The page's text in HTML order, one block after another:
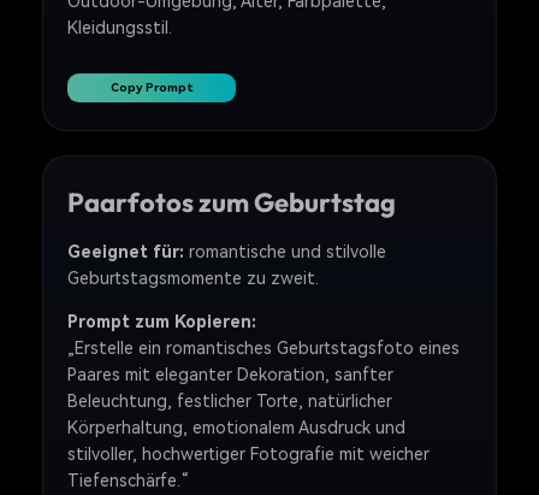
Kleidungsstil.
Copy Prompt
Paarfotos zum Geburtstag
Geeignet für: romantische und stilvolle
Geburtstagsmomente zu zweit.
Prompt zum Kopieren:
„Erstelle ein romantisches Geburtstagsfoto eines
Paares mit eleganter Dekoration, sanfter
Beleuchtung, festlicher Torte, natürlicher
Körperhaltung, emotionalem Ausdruck und
stilvoller, hochwertiger Fotografie mit weicher
Tiefenschärfe.“